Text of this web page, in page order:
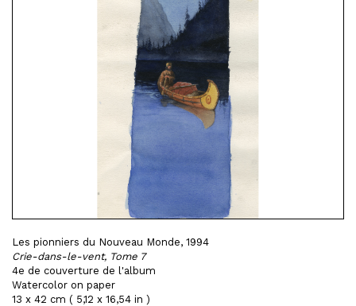
Les pionniers du Nouveau Monde, 1994
Crie-dans-le-vent, Tome 7
4e de couverture de l'album
Watercolor on paper
13 x 42 cm ( 5,12 x 16,54 in )